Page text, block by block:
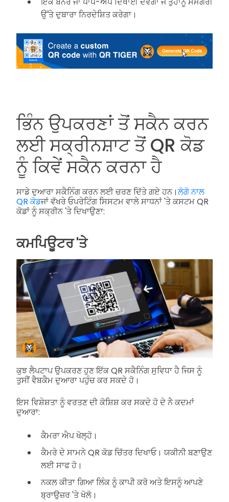
ਉੱਤੇ ਦੁਬਾਰਾ ਨਿਰਦੇਸ਼ਿਤ ਕਰੇਗਾ।
ਭਿੰਨ ਉਪਕਰਣਾਂ ਤੋਂ ਸਕੈਨ ਕਰਨ
ਲਈ ਸਕ੍ਰੀਨਸ਼ਾਟ ਤੋਂ QR ਕੋਡ
ਨੂੰ ਕਿਵੇਂ ਸਕੈਨ ਕਰਨਾ ਹੈ
ਸਾਡੇ ਦੁਆਰਾ ਸਕੈਨਿੰਗ ਕਰਨ ਲਈ ਚਰਣ ਦਿੱਤੇ ਗਏ ਹਨ।ਲੋਗੋ ਨਾਲ
QR ਕੋਡਜਾਂ ਵੱਖਰੇ ਓਪਰੇਟਿੰਗ ਸਿਸਟਮ ਵਾਲੇ ਸਾਧਨਾਂ 'ਤੇ ਕਸਟਮ QR
ਕੋਡਾਂ ਨੂੰ ਸਕ੍ਰੀਨ 'ਤੇ ਦਿਖਾਉਣਾ:
ਕਮਪਿਊਟਰ 'ਤੇ
ਕੁਝ ਲੈਪਟਾਪ ਉਪਕਰਣ ਹੁਣ ਇੱਕ QR ਸਕੈਨਿੰਗ ਸੁਵਿਧਾ ਹੈ ਜਿਸ ਨੂੰ
ਤੁਸੀਂ ਵੈਬਕੈਮ ਦੁਆਰਾ ਪਹੁੰਚ ਕਰ ਸਕਦੇ ਹੋ।
ਇਸ ਵਿਸ਼ੇਸ਼ਤਾ ਨੂੰ ਵਰਤਣ ਦੀ ਕੋਸ਼ਿਸ਼ ਕਰ ਸਕਦੇ ਹੋ ਦੇ ਨੇੇ ਕਦਮਾਂ
ਦੁਆਰਾ:
ਕੈਮਰਾ ਐਪ ਖੋਲ੍ਹੋ।
ਕੈਮਰੇ ਦੇ ਸਾਮਨੇ QR ਕੋਡ ਚਿੱਤਰ ਦਿਖਾਓ। ਯਕੀਨੀ ਬਣਾਉਣ
ਲਈ ਸਾਫ ਹੋ।
ਨਕਲ ਕੀਤਾ ਗਿਆ ਲਿੰਕ ਨੂੰ ਕਾਪੀ ਕਰੋ ਅਤੇ ਇਸਨੂੰ ਆਪਣੇ
ਬ੍ਰਾਉਜ਼ਰ 'ਤੇ ਖੋਲੋ।